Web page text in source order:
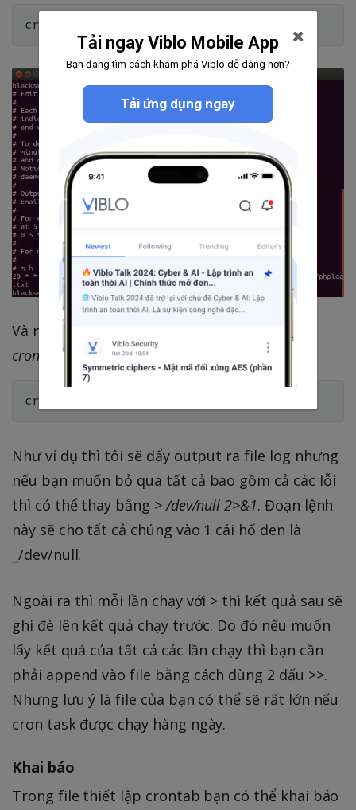
crontab
Và nếu bạn muốn xoá nội dung file thiết lập
crontab đi thì dùng
crontab
Như ví dụ thì tôi sẽ đẩy output ra file log nhưng
nếu bạn muốn bỏ qua tất cả bao gồm cả các lỗi
thì có thể thay bằng > /dev/null 2>&1. Đoạn lệnh
này sẽ cho tất cả chúng vào 1 cái hố đen là
_/dev/null.
Ngoài ra thì mỗi lần chạy với > thì kết quả sau sẽ
ghi đè lên kết quả chạy trước. Do đó nếu muốn
lấy kết quả của tất cả các lần chạy thì bạn cần
phải append vào file bằng cách dùng 2 dấu >>.
Nhưng lưu ý là file của bạn có thể sẽ rất lớn nếu
cron task được chạy hàng ngày.
Khai báo
Trong file thiết lập crontab bạn có thể khai báo
Tải ngay Viblo Mobile App
Bạn đang tìm cách khám phá Viblo dễ dàng hơn?
Tải ứng dụng ngay